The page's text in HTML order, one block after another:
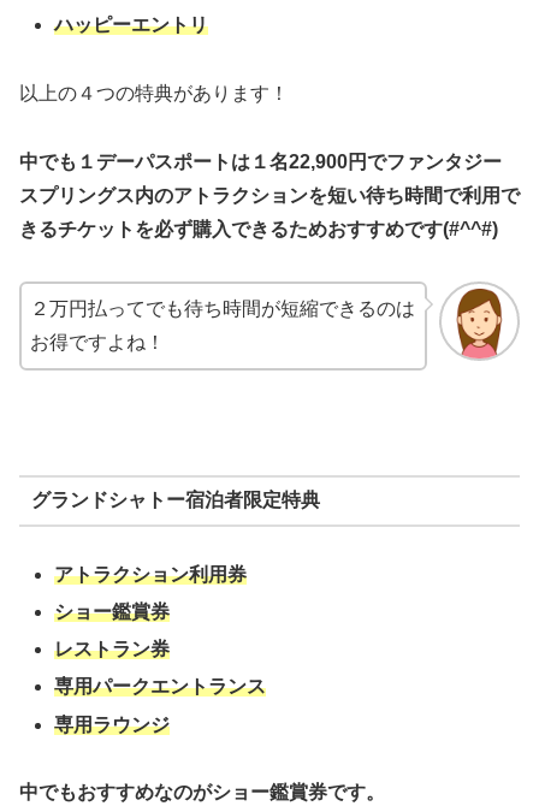
ハッピーエントリ
以上の４つの特典があります！
中でも１デーパスポートは１名22,900円でファンタジー
スプリングス内のアトラクションを短い待ち時間で利用で
きるチケットを必ず購入できるためおすすめです(#^^#)
２万円払ってでも待ち時間が短縮できるのは
お得ですよね！
グランドシャトー宿泊者限定特典
アトラクション利用券
ショー鑑賞券
レストラン券
専用パークエントランス
専用ラウンジ
中でもおすすめなのがショー鑑賞券です。